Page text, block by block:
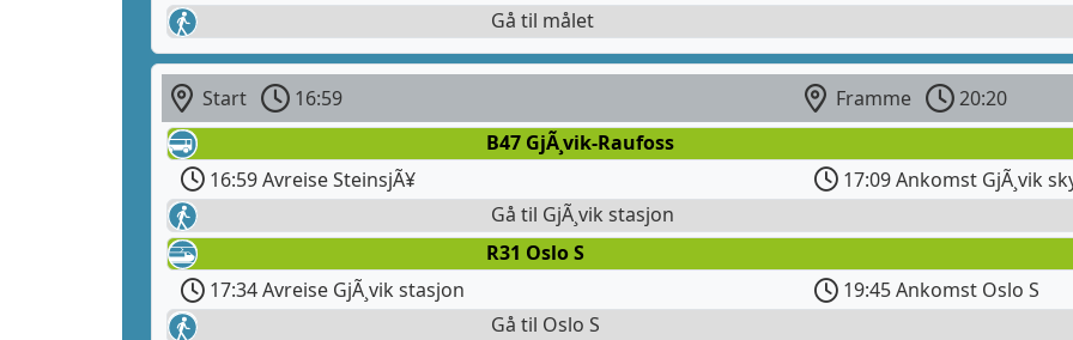
Gå til målet
Start 16:59 Framme
20:20
B47 GjÃ¸vik-Raufoss
16:59 Avreise SteinsjÃ¥
17:09 Ankomst GjÃ¸vik
Gå til GjÃ¸vik stasjon
R31 Oslo S
17:34 Avreise GjÃ¸vik stasjon
19:45 Ankomst Oslo S
Gå til Oslo S